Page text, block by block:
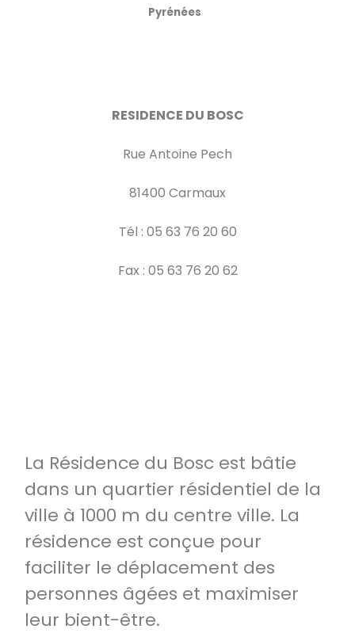
Pyrénées
RESIDENCE DU BOSC
Rue Antoine Pech
81400 Carmaux
Tél : 05 63 76 20 60
Fax : 05 63 76 20 62
La Résidence du Bosc est bâtie
dans un quartier résidentiel de la
ville à 1000 m du centre ville. La
résidence est conçue pour
faciliter le déplacement des
personnes âgées et maximiser
leur bient-être.